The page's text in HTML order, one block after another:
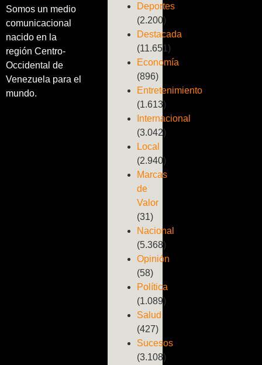
Somos un medio
comunicacional
nacido en la
región Centro-
Occidental de
Venezuela para el
mundo.
Deportes
(2.200)
Destacada
(11.651)
Economía
(896)
Entretenimiento
(1.613)
Internacional
(3.042)
Local
(2.940)
Marcas
de
Valor
(31)
Nacional
(5.368)
Opinión
(58)
Política
(1.089)
Salud
(427)
Sucesos
(3.108)